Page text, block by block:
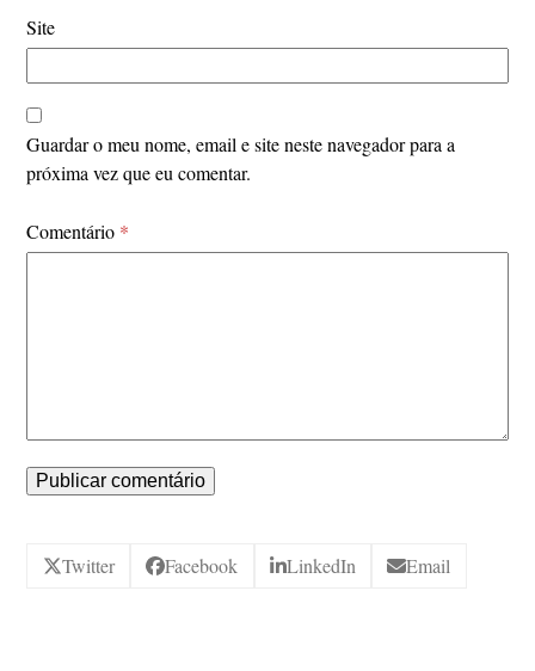
Site
Guardar o meu nome, email e site neste navegador para a
próxima vez que eu comentar.
Comentário *
Twitter Facebook LinkedIn Email